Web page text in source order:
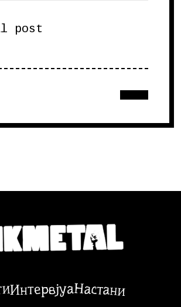
post
ИнтервјуаНастани